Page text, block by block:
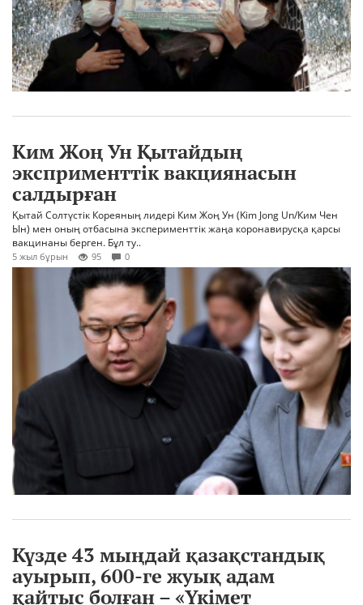
Ким Жоң Ун Қытайдың
эксприменттік вакциянасын
салдырған
Қытай Солтүстік Кореяның лидері Ким Жоң Ун (Kim Jong Un/Ким Чен
Ын) мен оның отбасына эксперименттік жаңа коронавирусқа қарсы
вакцинаны берген. Бұл ту..
5 жыл бұрын 95 0
Күзде 43 мыңдай қазақстандық
ауырып, 600-ге жуық адам
қайтыс болған – «Үкімет